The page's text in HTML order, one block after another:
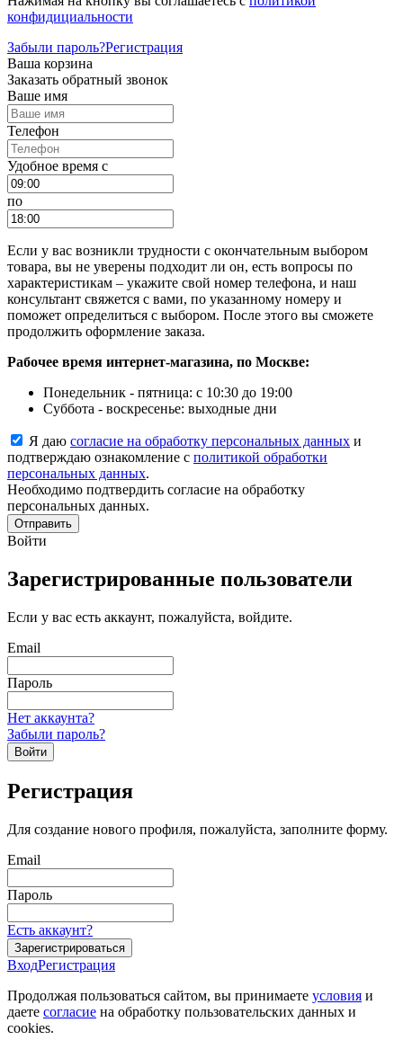
конфидициальности
Забыли пароль?Регистрация
Ваша корзина
Заказать обратный звонок
Ваше имя
Телефон
Удобное время c
по
Если у вас возникли трудности с окончательным выбором
товара, вы не уверены подходит ли он, есть вопросы по
характеристикам – укажите свой номер телефона, и наш
консультант свяжется с вами, по указанному номеру и
поможет определиться с выбором. После этого вы сможете
продолжить оформление заказа.
Рабочее время интернет-магазина, по Москве:
Понедельник - пятница: с 10:30 до 19:00
Суббота - воскресенье: выходные дни
Я даю согласие на обработку персональных данных и
подтверждаю ознакомление с политикой обработки
персональных данных.
Необходимо подтвердить согласие на обработку
персональных данных.
Отправить
Войти
Зарегистрированные пользователи
Если у вас есть аккаунт, пожалуйста, войдите.
Email
Пароль
Нет аккаунта?
Забыли пароль?
Войти
Регистрация
Для создание нового профиля, пожалуйста, заполните форму.
Email
Пароль
Есть аккаунт?
Зарегистрироваться
ВходРегистрация
Продолжая пользоваться сайтом, вы принимаете условия и
даете согласие на обработку пользовательских данных и
cookies.